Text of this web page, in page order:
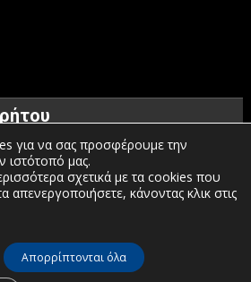
προσωπικών δεδομένων
για να σας προσφέρουμε την
ιστότοπό μας.
σχετικά με τα cookies που
απενεργοποιήσετε, κάνοντας κλικ στις
Απορρίπτονται όλα